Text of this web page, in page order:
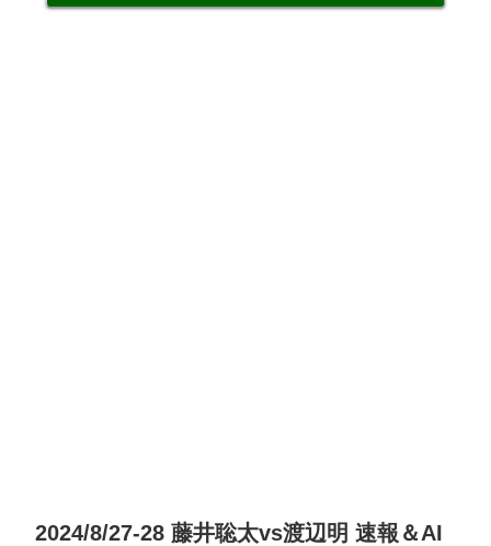
2024/8/27-28 藤井聡太vs渡辺明 速報＆AI